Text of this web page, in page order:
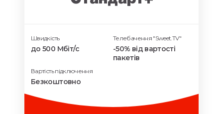
Швидкість
до 500 Мбіт/с
Телебачення "Sweet.TV"
-50% від вартості
пакетів
Вартість підключення
Безкоштовно